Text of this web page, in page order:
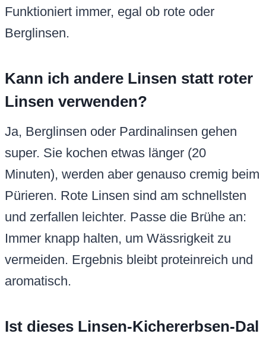
Funktioniert immer, egal ob rote oder
Berglinsen.
Kann ich andere Linsen statt roter
Linsen verwenden?
Ja, Berglinsen oder Pardinalinsen gehen
super. Sie kochen etwas länger (20
Minuten), werden aber genauso cremig beim
Pürieren. Rote Linsen sind am schnellsten
und zerfallen leichter. Passe die Brühe an:
Immer knapp halten, um Wässrigkeit zu
vermeiden. Ergebnis bleibt proteinreich und
aromatisch.
Ist dieses Linsen-Kichererbsen-Dal